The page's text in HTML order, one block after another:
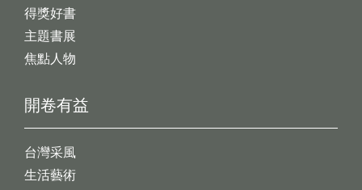
開卷有益
台灣采風
生活藝術
得獎好書
主題書展
焦點人物